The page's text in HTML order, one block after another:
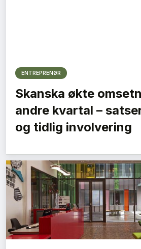
ENTREPRENØR
Skanska økte
andre kvartal –
og tidlig involvering